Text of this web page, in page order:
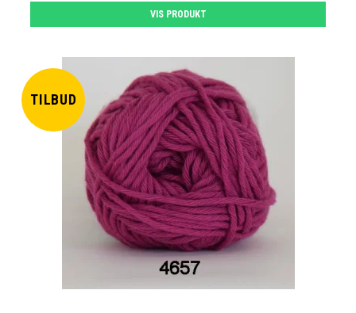
VIS PRODUKT
TILBUD